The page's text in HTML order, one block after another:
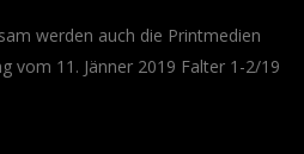
werden auch die Printmedien
vom 11. Jänner 2019 Falter 1-2/19